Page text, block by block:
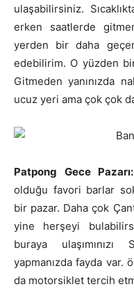
ulaşabilirsiniz.
erken saatlerde
yerden bir daha
edebilirim. O yüzden
Gitmeden yanınızda
ucuz yeri ama çok çok
Patpong Gece
olduğu favori barlar
bir pazar. Daha çok
yine herşeyi
buraya
yapmanızda fayda var.
da motorsiklet tercih